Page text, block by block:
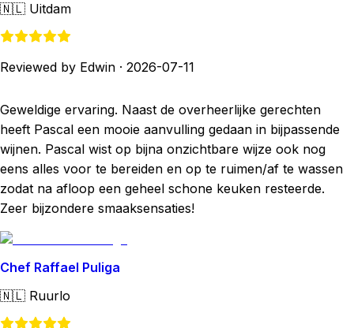
🇳🇱 Uitdam
Reviewed by Edwin · 2026-07-11
Geweldige ervaring. Naast de overheerlijke gerechten
heeft Pascal een mooie aanvulling gedaan in bijpassende
wijnen. Pascal wist op bijna onzichtbare wijze ook nog
eens alles voor te bereiden en op te ruimen/af te wassen
zodat na afloop een geheel schone keuken resteerde.
Zeer bijzondere smaaksensaties!
Chef Raffael Puliga
🇳🇱 Ruurlo